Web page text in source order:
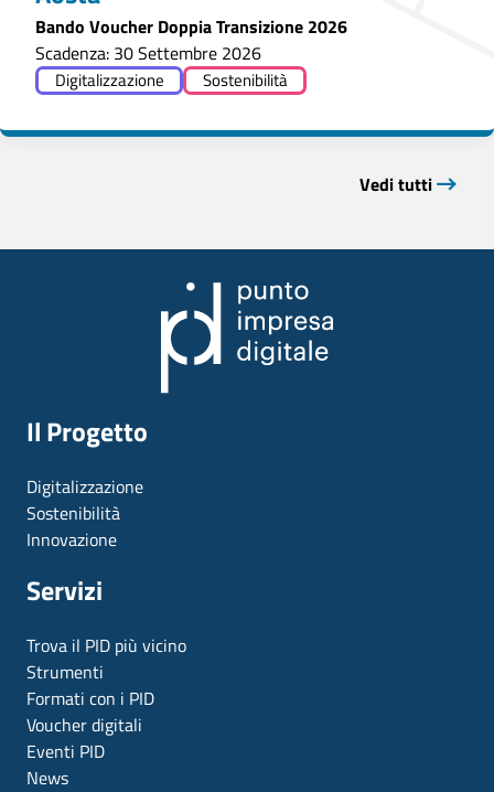
Bando Voucher Doppia Transizione 2026
Scadenza: 30 Settembre 2026
Digitalizzazione Sostenibilità
Vedi tutti
Il Progetto
Digitalizzazione
Sostenibilità
Innovazione
Servizi
Trova il PID più vicino
Strumenti
Formati con i PID
Voucher digitali
Eventi PID
News